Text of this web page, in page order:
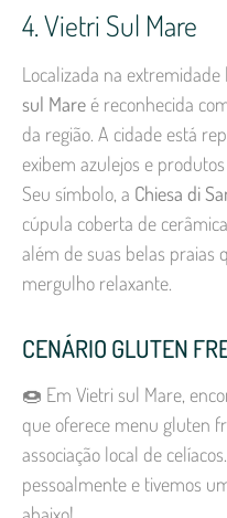
4. Vietri Sul Mare
Localizada na
sul Mare é reconhecida
da região. A cidade está
exibem azulejos e
Seu símbolo, a Chiesa di
cúpula coberta de
além de suas belas praias
mergulho relaxante.
CENÁRIO GLUTEN
🍩 Em Vietri sul Mare,
que oferece menu gluten
associação local de
pessoalmente e tivemos